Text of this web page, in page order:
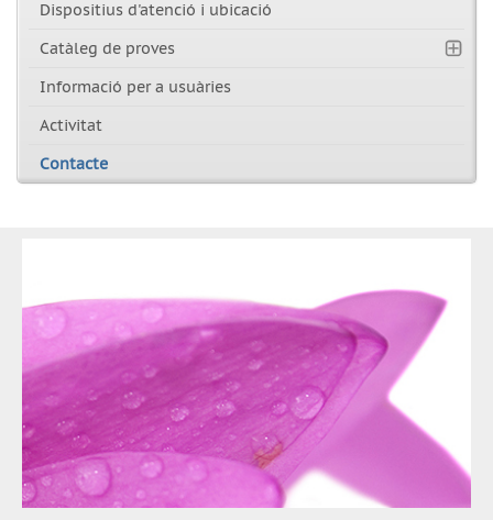
Dispositius d'atenció i ubicació
Catàleg de proves
Informació per a usuàries
Activitat
Contacte